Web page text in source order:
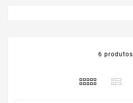
6 produtos